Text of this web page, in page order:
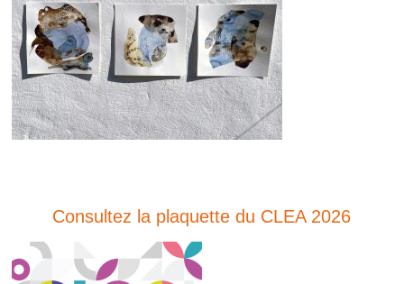
Consultez la plaquette du CLEA 2026